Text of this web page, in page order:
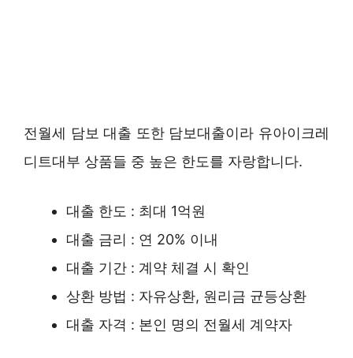
전월세 담보 대출 또한 담보대출이라 유아이크레
디트대부 상품들 중 높은 한도를 자랑합니다.
대출 한도 : 최대 1억원
대출 금리 : 연 20% 이내
대출 기간 : 계약 체결 시 확인
상환 방법 : 자유상환, 원리금 균등상환
대출 자격 : 본인 명의 전월세 계약자